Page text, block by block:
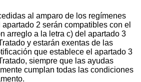
al amparo de los regímenes
2 serán compatibles con el
arreglo a la letra c) del apartado 3
y estarán exentas de las
que establece el apartado 3
siempre que las ayudas
cumplan todas las condiciones